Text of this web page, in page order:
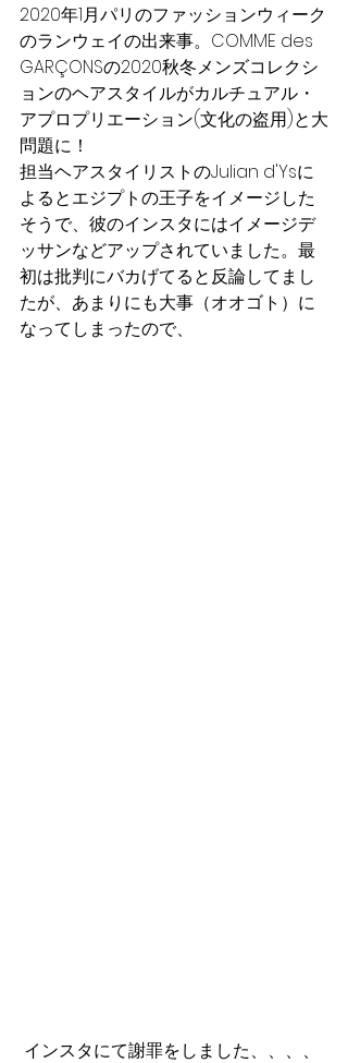
2020年1月パリのファッションウィーク
のランウェイの出来事。COMME des
GARÇONSの2020秋冬メンズコレクシ
ョンのヘアスタイルがカルチュアル・
アプロプリエーション(文化の盗用)と大
問題に！
担当ヘアスタイリストのJulian d'Ysに
よるとエジプトの王子をイメージした
そうで、彼のインスタにはイメージデ
ッサンなどアップされていました。最
初は批判にバカげてると反論してまし
たが、あまりにも大事（オオゴト）に
なってしまったので、